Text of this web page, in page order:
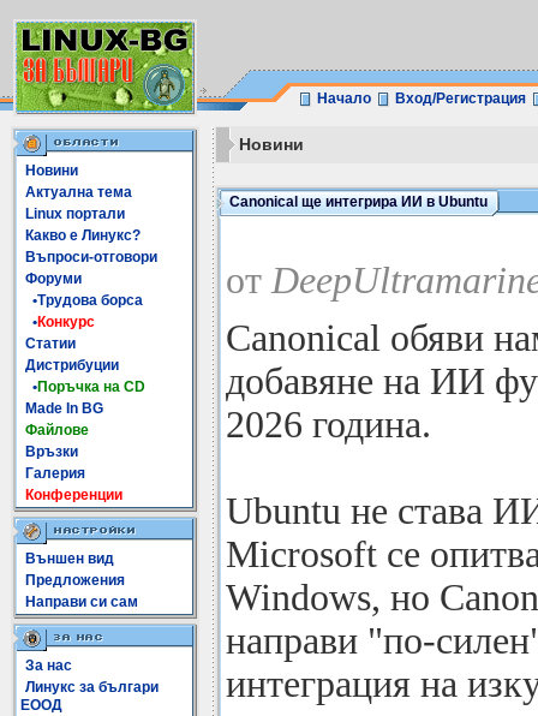
Начало Вход/Регистрация
Новини
Актуална тема
Linux портали
Какво е Линукс?
Въпроси-отговори
Форуми
•Трудова борса
•Конкурс
Статии
Дистрибуции
•Поръчка на CD
Made In BG
Файлове
Връзки
Галерия
Конференции
Външен вид
Предложения
Направи си сам
За нас
Линукс за българи
ЕООД
Новини
Canonical ще интегрира ИИ в Ubuntu
от
Canonical обяви
добавяне на ИИ
2026 година.
Ubuntu не става
Microsoft се
Windows, но
направи "по-
интеграция на